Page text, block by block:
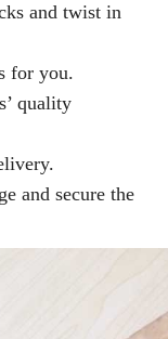
and twist in
for you.
quality
and secure the